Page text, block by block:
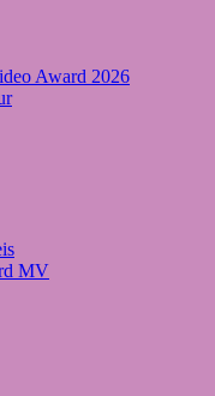
Award 2026
MV